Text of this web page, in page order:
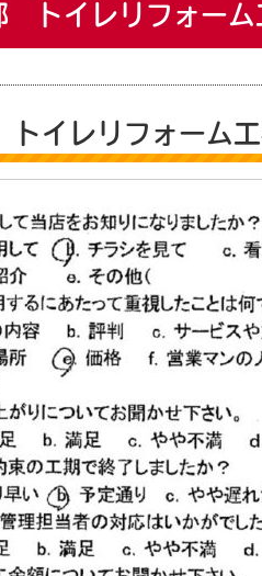
トイレリフォー
イレリフォーム